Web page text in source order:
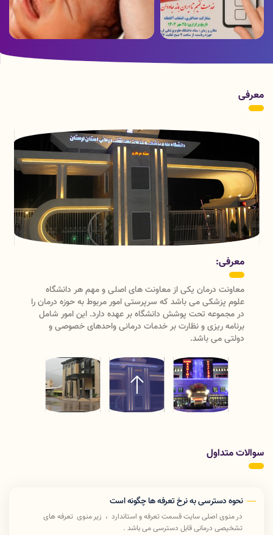
پوستر زمان برگزاری انتخابات
شهدای عشایر به مناسبت روز جهانی
معرفی
هر دانشگاه
حوزه درمان را
این امور شامل
خصوصی و
مدیریتی (مدیریت نظارت و اعتبار بخشی ، مدیریت
مراکز تشخیصی درمانی)ودارای سه
اداره(پرستاری،امورآزمایشگاههاو تعرفه و استاندارد)
سوالات متداول
نحوه دسترسی به نرخ تعرفه ها چگونه است
در منوی اصلی سایت قسمت تعرفه و استاندارد ، زیر منوی تعرفه های
تشخیصی درمانی قابل دسترسی می باشد .